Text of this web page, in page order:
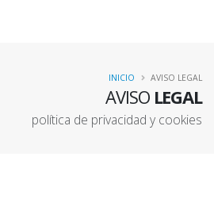
AVISO LEGAL
política de privacidad y cookies
INICIO AVISO LEGAL